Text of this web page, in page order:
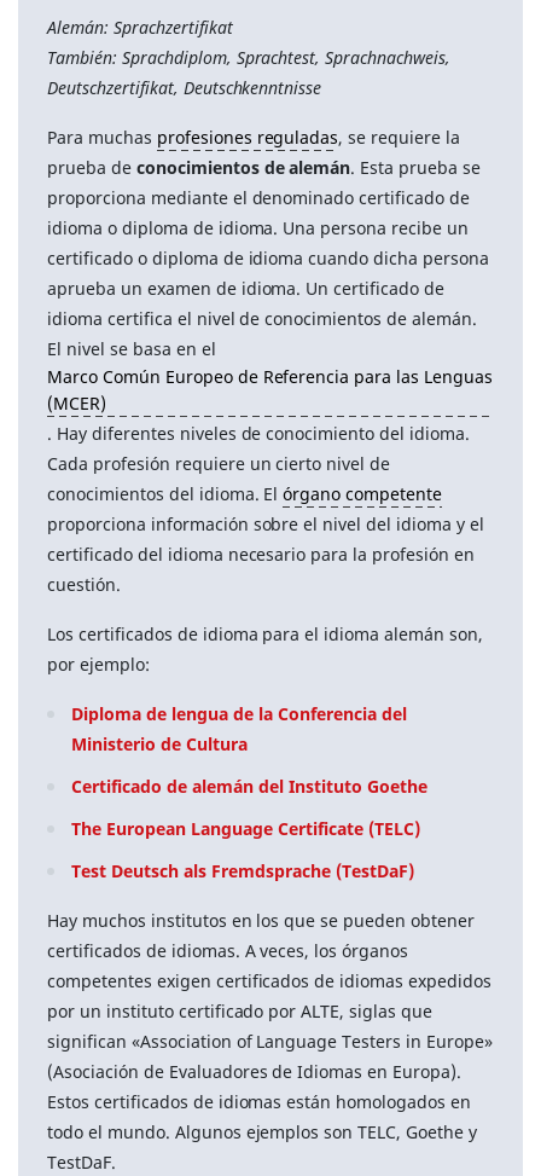
Alemán: Sprachzertifikat
También: Sprachdiplom, Sprachtest, Sprachnachweis,
Deutschzertifikat, Deutschkenntnisse
Para muchas profesiones reguladas, se requiere la
prueba de conocimientos de alemán. Esta prueba se
proporciona mediante el denominado certificado de
idioma o diploma de idioma. Una persona recibe un
certificado o diploma de idioma cuando dicha persona
aprueba un examen de idioma. Un certificado de
idioma certifica el nivel de conocimientos de alemán.
El nivel se basa en el
Marco Común Europeo de Referencia para las Lenguas
(MCER)
. Hay diferentes niveles de conocimiento del idioma.
Cada profesión requiere un cierto nivel de
conocimientos del idioma. Elórgano competente
proporciona información sobre el nivel del idioma y el
certificado del idioma necesario para la profesión en
cuestión.
Los certificados de idioma para el idioma alemán son,
por ejemplo:
Diploma de lengua de la Conferencia del
Ministerio de Cultura
Certificado de alemán del Instituto Goethe
The European Language Certificate (TELC)
Test Deutsch als Fremdsprache (TestDaF)
Hay muchos institutos en los que se pueden obtener
certificados de idiomas. A veces, los órganos
competentes exigen certificados de idiomas expedidos
por un instituto certificado por ALTE, siglas que
significan «Association of Language Testers in Europe»
(Asociación de Evaluadores de Idiomas en Europa).
Estos certificados de idiomas están homologados en
todo el mundo. Algunos ejemplos son TELC, Goethe y
TestDaF.